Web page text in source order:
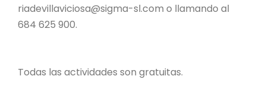
riadevillaviciosa@sigma-sl.com o llamando al
684 625 900.
Todas las actividades son gratuitas.